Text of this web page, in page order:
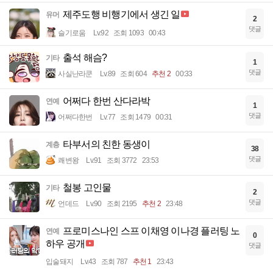
유머 제주도행 비행기에서 생긴 일
슬기로움 Lv.92 조회 1093 00:43
2
댓글
기타 출석 해슴?
사실난라쿤 Lv.89 조회 604 추천 2 00:33
1
댓글
연예 어쩌다 한번 산다라박
어쩌다한번 Lv.77 조회 1479 00:31
1
댓글
계층 타부서의 친한 동생이
쾌변왕 Lv.91 조회 3772 23:53
38
댓글
기타 철봉 고인물
언데드 Lv.90 조회 2195 추천 2 23:48
2
댓글
연예
프로미스나인 스프 이채영 이나경 플러팅 노
하우 공개
입술돼지 Lv.43 조회 787 추천 1 23:43
0
댓글